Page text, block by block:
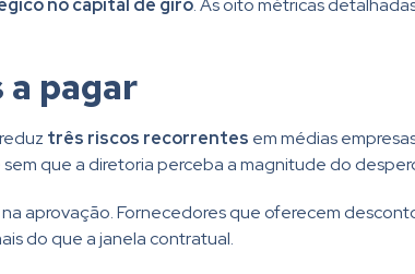
no capital de giro. As oito métricas
a pagar
três riscos recorrentes em médias
que a diretoria perceba a magnitude do
aprovação. Fornecedores que oferecem
do que a janela contratual.